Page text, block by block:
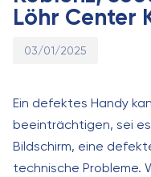
Löhr Center
03/01/2025
Ein defektes Handy
beeinträchtigen, sei
Bildschirm, eine
technische Probleme.